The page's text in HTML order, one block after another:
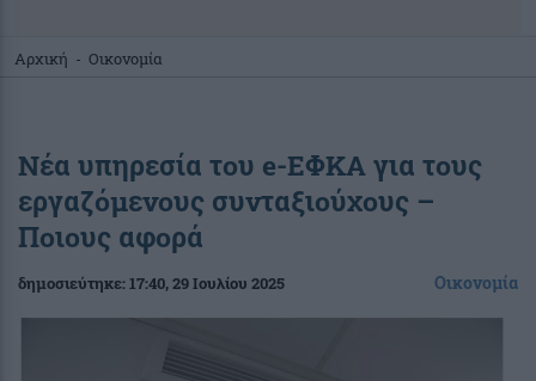
Αρχική - Οικονομία
Νέα υπηρεσία του e-ΕΦΚΑ για τους
εργαζόμενους συνταξιούχους –
Ποιους αφορά
δημοσιεύτηκε:17:40, 29 Ιουλίου 2025 Οικονομία